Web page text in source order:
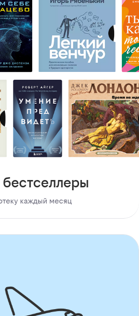
каждый месяц